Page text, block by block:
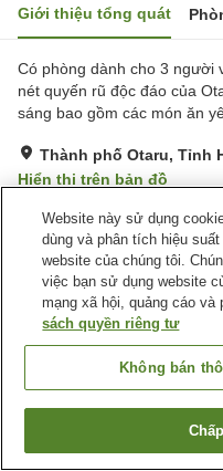
Giới thiệu tổng quát
Có phòng dành cho 3 người
nét quyến rũ độc đáo của
sáng bao gồm các món ăn
Thành phố Otaru, Tỉnh
Hiển thị trên bản đồ
Rất tốt Đánh giá:440
Tiện nghi chỗ nghỉ
Bãi đỗ xe
Nhà hàng
Trang chủ Nhật Bản
Hotel Torifito Otaru Canal
Tìm
Website này sử dụng
dùng và phân tích hiệu
website của chúng tôi.
việc bạn sử dụng website
mạng xã hội, quảng cáo và
sách quyền riêng tư
Không bán